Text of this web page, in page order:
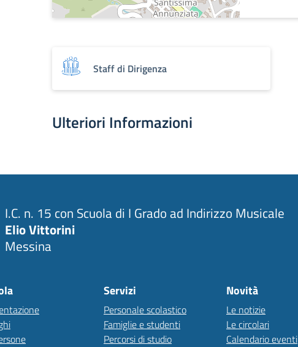
Staff di Dirigenza
Ulteriori Informazioni
I.C. n. 15 con Scuola di I Grado ad Indirizzo Musicale
Elio Vittorini
Messina
Servizi
Personale scolastico
Famiglie e studenti
Percorsi di studio
Novità
Le notizie
Le circolari
Calendario eventi